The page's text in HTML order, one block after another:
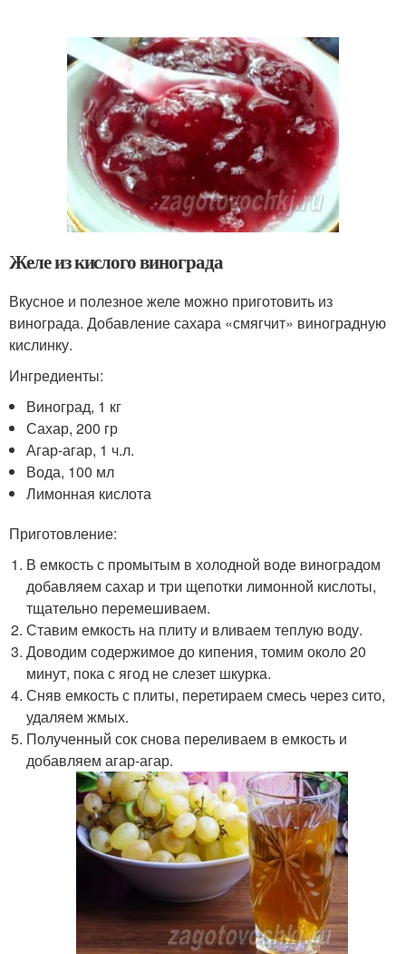
Желе из кислого винограда
Вкусное и полезное желе можно приготовить из
винограда. Добавление сахара «смягчит» виноградную
кислинку.
Ингредиенты:
Виноград, 1 кг
Сахар, 200 гр
Агар-агар, 1 ч.л.
Вода, 100 мл
Лимонная кислота
Приготовление:
В емкость с промытым в холодной воде виноградом
добавляем сахар и три щепотки лимонной кислоты,
тщательно перемешиваем.
Ставим емкость на плиту и вливаем теплую воду.
Доводим содержимое до кипения, томим около 20
минут, пока с ягод не слезет шкурка.
Сняв емкость с плиты, перетираем смесь через сито,
удаляем жмых.
Полученный сок снова переливаем в емкость и
добавляем агар-агар.